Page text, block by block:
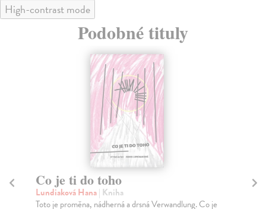
High-contrast mode
Podobné tituly
Co je ti do toho
Lundiaková Hana| Kniha
Toto je proměna, nádherná a drsná Verwandlung. Co je